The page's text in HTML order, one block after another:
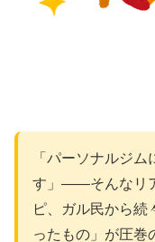
「パーソナルジ
す」——そんなリ
ピ、ガル民から続
ったもの」が圧巻